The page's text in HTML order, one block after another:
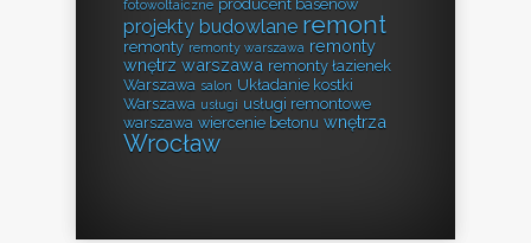
fotowoltaiczne producent basenów
projekty budowlane remont
remonty remonty warszawa remonty
wnętrz warszawa remonty łazienek
Warszawa salon Układanie kostki
Warszawa usługi usługi remontowe
warszawa wiercenie betonu wnętrza
Wrocław